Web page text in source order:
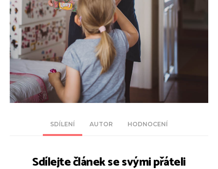
SDÍLENÍ AUTOR HODNOCENÍ
Sdílejte článek se svými přáteli